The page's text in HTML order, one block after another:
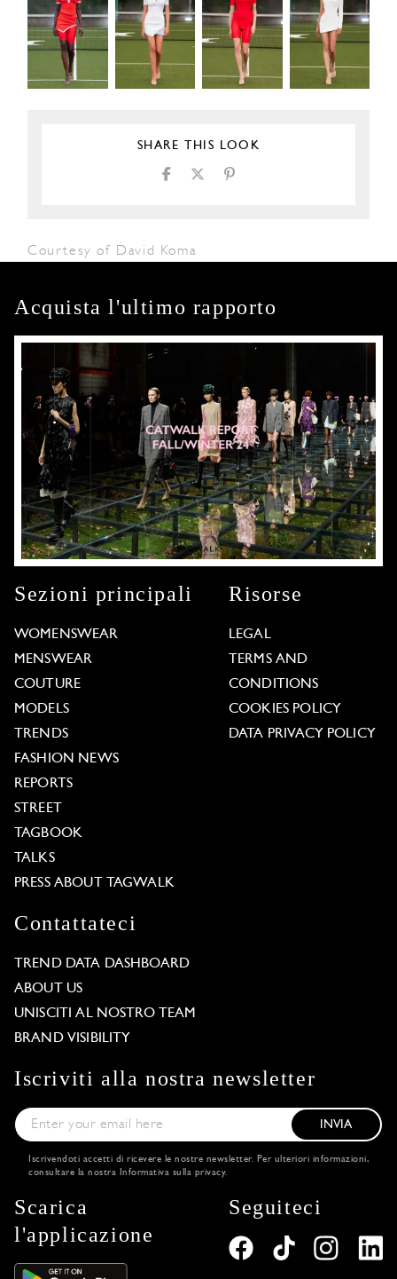
SHARE THIS LOOK
Courtesy of David Koma
Acquista l'ultimo rapporto
Sezioni principali
WOMENSWEAR
MENSWEAR
COUTURE
MODELS
TRENDS
FASHION NEWS
REPORTS
STREET
TAGBOOK
TALKS
PRESS ABOUT TAGWALK
Risorse
LEGAL
TERMS AND
CONDITIONS
COOKIES POLICY
DATA PRIVACY POLICY
Contattateci
TREND DATA DASHBOARD
ABOUT US
UNISCITI AL NOSTRO TEAM
BRAND VISIBILITY
Iscriviti alla nostra newsletter
INVIA
Iscrivendoti accetti di ricevere le nostre newsletter. Per ulteriori informazioni,
consultare la nostra
Informativa sulla privacy.
Scarica
l'applicazione
Seguiteci